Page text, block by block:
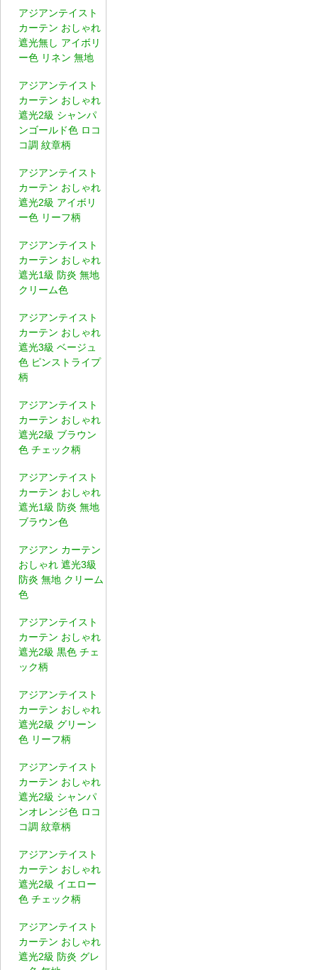
アジアンテイスト
カーテン おしゃれ
遮光無し アイボリ
ー色 リネン 無地
アジアンテイスト
カーテン おしゃれ
遮光2級 シャンパ
ンゴールド色 ロコ
コ調 紋章柄
アジアンテイスト
カーテン おしゃれ
遮光2級 アイボリ
ー色 リーフ柄
アジアンテイスト
カーテン おしゃれ
遮光1級 防炎 無地
クリーム色
アジアンテイスト
カーテン おしゃれ
遮光3級 ベージュ
色 ピンストライプ
柄
アジアンテイスト
カーテン おしゃれ
遮光2級 ブラウン
色 チェック柄
アジアンテイスト
カーテン おしゃれ
遮光1級 防炎 無地
ブラウン色
アジアン カーテン
おしゃれ 遮光3級
防炎 無地 クリーム
色
アジアンテイスト
カーテン おしゃれ
遮光2級 黒色 チェ
ック柄
アジアンテイスト
カーテン おしゃれ
遮光2級 グリーン
色 リーフ柄
アジアンテイスト
カーテン おしゃれ
遮光2級 シャンパ
ンオレンジ色 ロコ
コ調 紋章柄
アジアンテイスト
カーテン おしゃれ
遮光2級 イエロー
色 チェック柄
アジアンテイスト
カーテン おしゃれ
遮光2級 防炎 グレ